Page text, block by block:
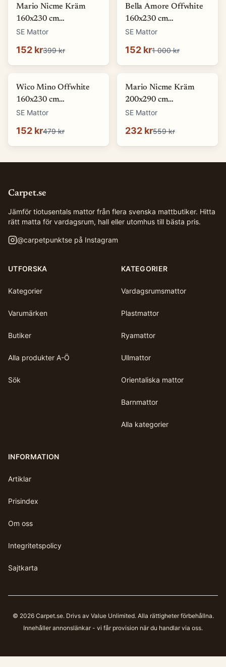
- 62
Mario Nicme Kräm
160x230 cm
Wiltonmatta
SE Mattor
152 kr399 kr
-85%
Bella Amore Offwhite
160x230 cm
Wiltonmatta
SE Mattor
152 kr1 000 kr
-68
Wico Mino Offwhite
160x230 cm
Wiltonmatta
SE Mattor
152 kr479 kr
- 59
Mario Nicme Kräm
200x290 cm
Wiltonmatta
SE Mattor
232 kr559 kr
Carpet.se
Jämför tiotusentals mattor från flera svenska mattbutiker. Hitta
rätt matta för vardagsrum, hall eller utomhus till bästa pris.
@carpetpunktse på Instagram
UTFORSKA
Kategorier
Varumärken
Butiker
Alla produkter A-Ö
Sök
KATEGORIER
Vardagsrumsmattor
Plastmattor
Ryamattor
Ullmattor
Orientaliska mattor
Barnmattor
Alla kategorier
INFORMATION
Artiklar
Prisindex
Om oss
Integritetspolicy
Sajtkarta
© 2026 Carpet.se. Drivs av Value Unlimited. Alla rättigheter förbehållna.
Innehåller annonslänkar - vi får provision när du handlar via oss.